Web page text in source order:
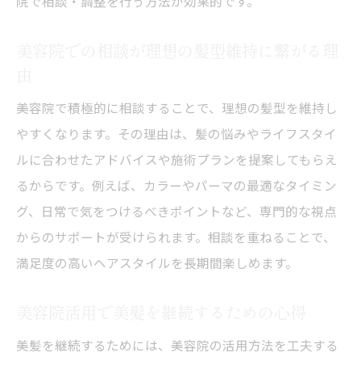
美容院でのカラー相談が長持ちの鍵になる
美容院でロングヘアを美しく保つための習
慣
伸ばし中の髪にも美容院メンテナンスが重要
髪を伸ばし中の美容院活用法と注意点
伸ばし中の枝毛対策は美容院でのケアが有
美容院で積極的に相談することで、理想の髪型を維持し
やすくなります。その理由は、髪の悩みやライフスタイ
ルに合わせたアドバイスや施術プランを提案してもらえ
るからです。例えば、カラーやパーマの最適なタイミン
グ、日常で気をつけるべきポイントなど、専門的な視点
からのサポートが受けられます。相談を重ねることで、
満足度の高いヘアスタイルを長期間楽しめます。
美髪を継続するためには、美容院の活用方法を工夫する